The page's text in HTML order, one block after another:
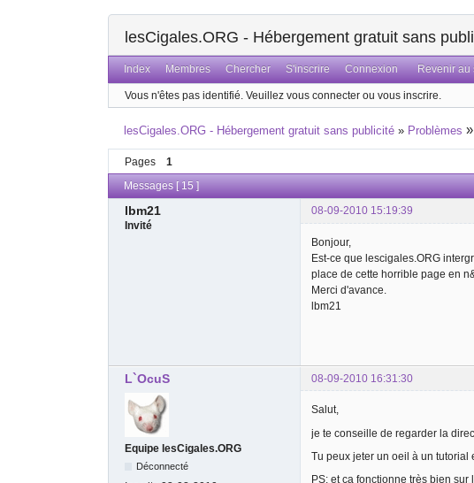
lesCigales.ORG - Hébergement gratuit sans
Index Membres Chercher S'inscrire Connexion Revenir
Vous n'êtes pas identifié. Veuillez vous connecter ou vous inscrire.
lesCigales.ORG - Hébergement gratuit sans publicité » Problèmes »
Pages 1
Messages [ 15 ]
lbm21
08-09-2010 15:19:39
Invité
Bonjour,
Est-ce que lescigales.ORG
place de cette horrible page en
Merci d'avance.
lbm21
L`OcuS 08-09-2010 16:31:30
Equipe lesCigales.ORG
Déconnecté
Salut,
je te conseille de regarder la
Tu peux jeter un oeil à un tutorial
PS: et ça fonctionne très bien sur